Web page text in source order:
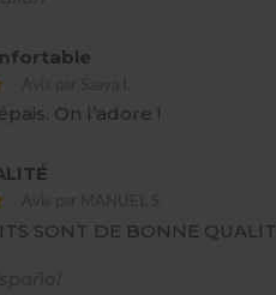
On l’adore !
SONT DE BONNE